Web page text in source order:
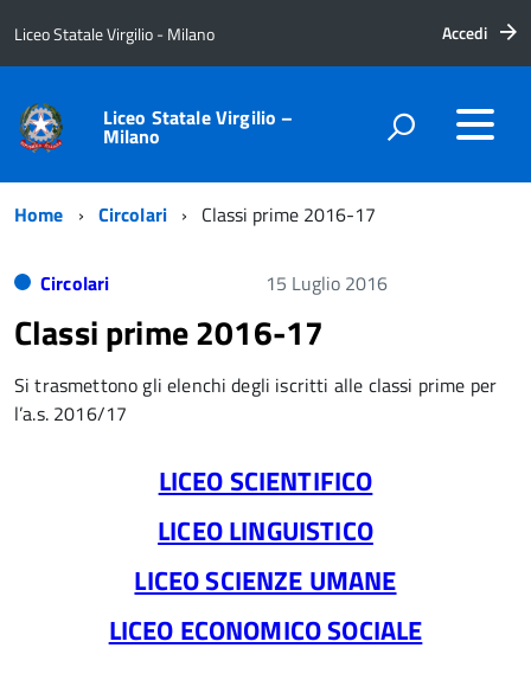
Liceo Statale Virgilio - Milano Accedi
Liceo Statale Virgilio –
Milano
Home Circolari Classi prime 2016-17
Circolari 15 Luglio 2016
Classi prime 2016-17
Si trasmettono gli elenchi degli iscritti alle classi prime per
l’a.s. 2016/17
LICEO SCIENTIFICO
LICEO LINGUISTICO
LICEO SCIENZE UMANE
LICEO ECONOMICO SOCIALE